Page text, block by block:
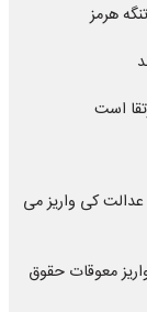
هرمز
است
کی واریز می
معوقات حقوق